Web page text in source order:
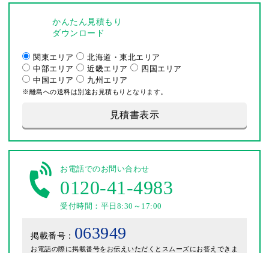
かんたん見積もり
ダウンロード
関東エリア
北海道・東北エリア
中部エリア
近畿エリア
四国エリア
中国エリア
九州エリア
※離島への送料は別途お見積もりとなります。
見積書表示
お電話でのお問い合わせ
0120-41-4983
受付時間：平日8:30～17:00
掲載番号： 063949
お電話の際に掲載番号をお伝えいただくとスムーズにお答えできま